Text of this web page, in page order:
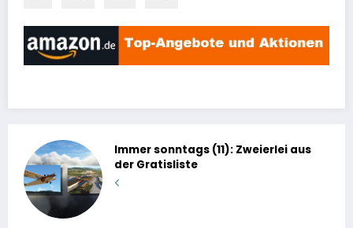
Immer sonntags (11): Zweierlei aus
der Gratisliste